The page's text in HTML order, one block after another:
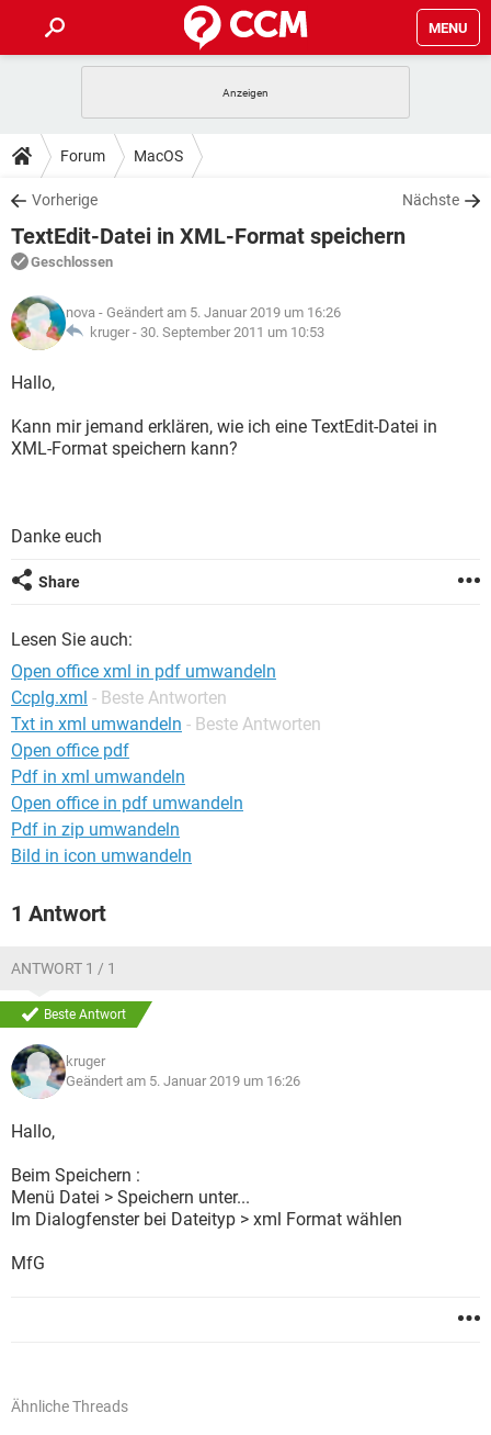
MENU
ANDROID
WINDOWS 10
WHATSAPP TIKTOK
FACEBOOK
TIPPS & TRICKS
SPIELE
WINDOWS 10
WHATSAPP
FACEBOOK HARDWARE
DOWNLOADS
SPIELE STREAMING
ANDROID
WINDOWS 10 INSTAGRAM
WHATSAPP
FACEBOOK
FORUM
SPIELE
ANDROID IOS
FACEBOOK
LEXIKON
SPIELE
ANDROID
WINDOWS 10 INSTAGRAM
Forum MacOS
Vorherige Nächste
TextEdit-Datei in XML-Format speichern
Geschlossen
nova - Geändert am 5. Januar 2019 um 16:26
kruger - 30. September 2011 um 10:53
Hallo,
Kann mir jemand erklären, wie ich eine TextEdit-Datei in
XML-Format speichern kann?
Danke euch
Share
Lesen Sie auch:
Open office xml in pdf umwandeln
Ccplg.xml - Beste Antworten
Txt in xml umwandeln - Beste Antworten
Open office pdf
Pdf in xml umwandeln
Open office in pdf umwandeln
Pdf in zip umwandeln
Bild in icon umwandeln
1 Antwort
ANTWORT 1 / 1
Beste Antwort
kruger
Geändert am 5. Januar 2019 um 16:26
Hallo,
Beim Speichern :
Menü Datei > Speichern unter...
Im Dialogfenster bei Dateityp > xml Format wählen
MfG
Ähnliche Threads